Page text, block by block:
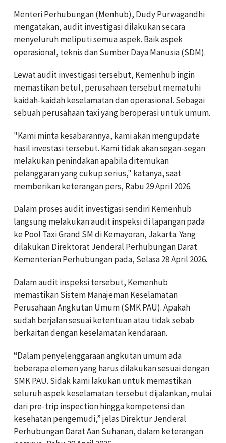
Menteri Perhubungan (Menhub), Dudy Purwagandhi
mengatakan, audit investigasi dilakukan secara
menyeluruh meliputi semua aspek. Baik aspek
operasional, teknis dan Sumber Daya Manusia (SDM).
Lewat audit investigasi tersebut, Kemenhub ingin
memastikan betul, perusahaan tersebut mematuhi
kaidah-kaidah keselamatan dan operasional. Sebagai
sebuah perusahaan taxi yang beroperasi untuk umum.
"Kami minta kesabarannya, kami akan mengupdate
hasil investasi tersebut. Kami tidak akan segan-segan
melakukan penindakan apabila ditemukan
pelanggaran yang cukup serius," katanya, saat
memberikan keterangan pers, Rabu 29 April 2026.
Dalam proses audit investigasi sendiri Kemenhub
langsung melakukan audit inspeksi di lapangan pada
ke Pool Taxi Grand SM di Kemayoran, Jakarta. Yang
dilakukan Direktorat Jenderal Perhubungan Darat
Kementerian Perhubungan pada, Selasa 28 April 2026.
Dalam audit inspeksi tersebut, Kemenhub
memastikan Sistem Manajeman Keselamatan
Perusahaan Angkutan Umum (SMK PAU). Apakah
sudah berjalan sesuai ketentuan atau tidak sebab
berkaitan dengan keselamatan kendaraan.
“Dalam penyelenggaraan angkutan umum ada
beberapa elemen yang harus dilakukan sesuai dengan
SMK PAU. Sidak kami lakukan untuk memastikan
seluruh aspek keselamatan tersebut dijalankan, mulai
dari pre-trip inspection hingga kompetensi dan
kesehatan pengemudi,” jelas Direktur Jenderal
Perhubungan Darat Aan Suhanan, dalam keterangan